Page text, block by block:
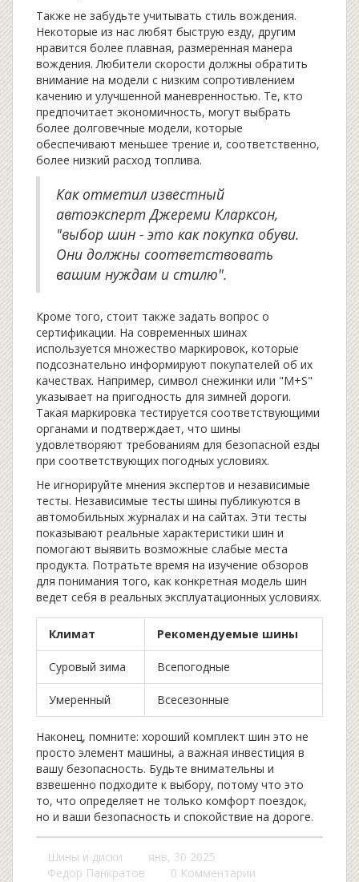
Также не забудьте учитывать стиль вождения.
Некоторые из нас любят быструю езду, другим
нравится более плавная, размеренная манера
вождения. Любители скорости должны обратить
внимание на модели с низким сопротивлением
качению и улучшенной маневренностью. Те, кто
предпочитает экономичность, могут выбрать
более долговечные модели, которые
обеспечивают меньшее трение и, соответственно,
более низкий расход топлива.
Как отметил известный
автоэксперт Джереми Кларксон,
"выбор шин - это как покупка обуви.
Они должны соответствовать
вашим нуждам и стилю".
Кроме того, стоит также задать вопрос о
сертификации. На современных шинах
используется множество маркировок, которые
подсознательно информируют покупателей об их
качествах. Например, символ снежинки или "M+S"
указывает на пригодность для зимней дороги.
Такая маркировка тестируется соответствующими
органами и подтверждает, что шины
удовлетворяют требованиям для безопасной езды
при соответствующих погодных условиях.
Не игнорируйте мнения экспертов и независимые
тесты. Независимые тесты шины публикуются в
автомобильных журналах и на сайтах. Эти тесты
показывают реальные характеристики шин и
помогают выявить возможные слабые места
продукта. Потратьте время на изучение обзоров
для понимания того, как конкретная модель шин
ведет себя в реальных эксплуатационных условиях.
Климат Рекомендуемые шины
Суровый зима Всепогодные
Умеренный Всесезонные
Наконец, помните: хороший комплект шин это не
просто элемент машины, а важная инвестиция в
вашу безопасность. Будьте внимательны и
взвешенно подходите к выбору, потому что это
то, что определяет не только комфорт поездок,
но и ваши безопасность и спокойствие на дороге.
Шины и диски
янв, 30 2025
Федор Панкратов
0 Комментарии